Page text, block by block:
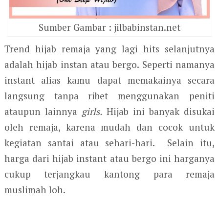
Sumber Gambar : jilbabinstan.net
Trend hijab remaja yang lagi hits selanjutnya
adalah hijab instan atau bergo. Seperti namanya
instant alias kamu dapat memakainya secara
langsung tanpa ribet menggunakan peniti
ataupun lainnya girls. Hijab ini banyak disukai
oleh remaja, karena mudah dan cocok untuk
kegiatan santai atau sehari-hari. Selain itu,
harga dari hijab instant atau bergo ini harganya
cukup terjangkau kantong para remaja
muslimah loh.